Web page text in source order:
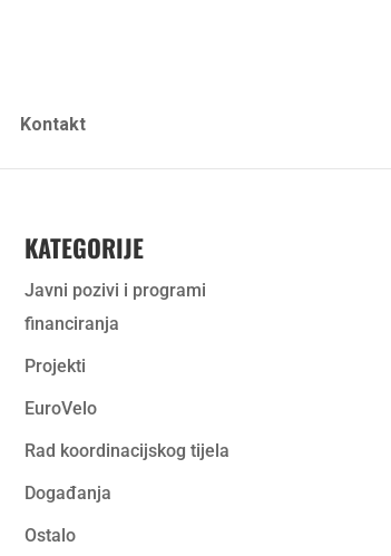
Kontakt
KATEGORIJE
Javni pozivi i programi
financiranja
Projekti
EuroVelo
Rad koordinacijskog tijela
Događanja
Ostalo